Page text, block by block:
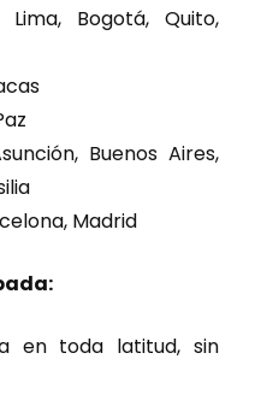
Bogotá, Quito,
Buenos Aires,
Madrid
en toda latitud, sin